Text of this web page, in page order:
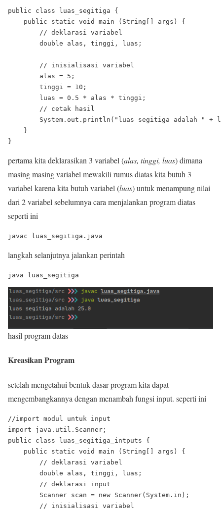
public class luas_segitiga {
    public static void main (String[] args) {
        // deklarasi variabel
        double alas, tinggi, luas;
        // inisialisasi variabel
        alas = 5;
        tinggi = 10;
        luas = 0.5 * alas * tinggi;
        // cetak hasil
System.out.println("luas segitiga adalah " +
    }
pertama kita deklarasikan 3 variabel (alas, tinggi, luas) dimana
masing masing variabel mewakili rumus diatas kita butuh 3
variabel karena kita butuh variabel (luas) untuk menampung nilai
dari 2 variabel sebelumnya cara menjalankan program diatas
seperti ini
langkah selanjutnya jalankan perintah
hasil program datas
Kreasikan Program
setelah mengetahui bentuk dasar program kita dapat
mengembangkannya dengan menambah fungsi input. seperti ini
//import modul untuk input
import java.util.Scanner;
public class luas_segitiga_intputs {
    public static void main (String[] args) {
        // deklarasi variabel
        double alas, tinggi, luas;
        // deklarasi input
        Scanner scan = new Scanner(System.in);
        // inisialisasi variabel